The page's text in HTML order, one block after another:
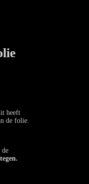
heeft
de folie.
de